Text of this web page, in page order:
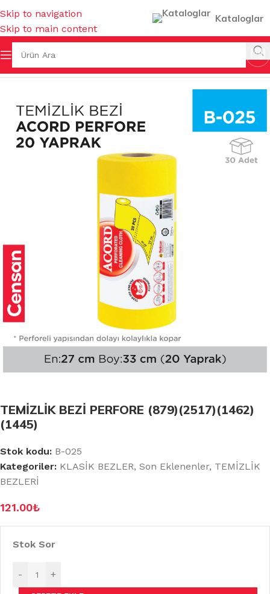
Skip to navigation
Skip to main content
Kataloglar
Ana Sayfa
TEMİZLİK BEZİ PERFORE (879)(2517)(1462)
(1445)
Stok kodu: B-025
Kategoriler: KLASİK BEZLER, Son Eklenenler, TEMİZLİK
BEZLERİ
121.00₺
Stok Sor
- +